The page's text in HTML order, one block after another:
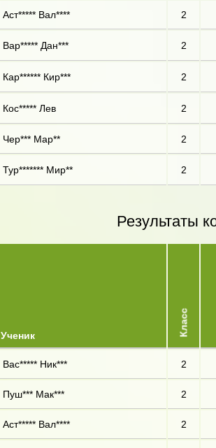
Аст***** Вал**** 2
Вар***** Дан*** 2
Кар****** Кир*** 2
Кос***** Лев 2
Чер*** Мар** 2
Тур******* Мир** 2
Результаты
Ученик Класс
Вас***** Ник*** 2
Пуш*** Мак*** 2
Аст***** Вал**** 2